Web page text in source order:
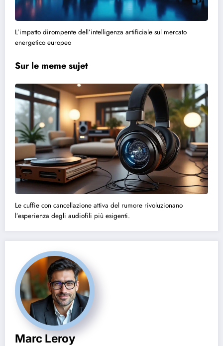
L’impatto dirompente dell’intelligenza artificiale sul mercato
energetico europeo
Sur le meme sujet
Le cuffie con cancellazione attiva del rumore rivoluzionano
l’esperienza degli audiofili più esigenti.
Marc Leroy